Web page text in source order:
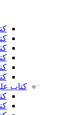
کتاب